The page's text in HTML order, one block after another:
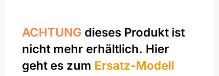
ACHTUNG dieses Produkt ist
nicht mehr erhältlich. Hier
geht es zum Ersatz-Modell